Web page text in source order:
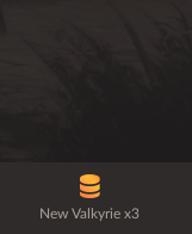
New Valkyrie x3